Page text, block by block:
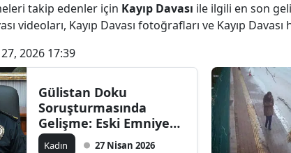
takip edenler için Kayıp Davası ile ilgili en son
videoları, Kayıp Davası fotoğrafları ve Kayıp
2026 17:39
Gülistan Doku
Soruşturmasında
Gelişme: Eski Emniyet
Müdürü İfade Verdi
Kadın 27 Nisan 2026